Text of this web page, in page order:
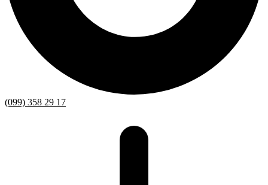
(099) 358 29 17